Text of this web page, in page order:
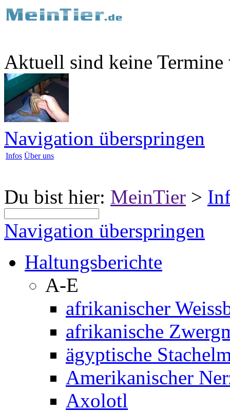
Aktuell sind keine Termine
Navigation überspringen
Infos Über uns
Du bist hier: MeinTier >
Navigation überspringen
Haltungsberichte
A-E
afrikanischer
afrikanische
ägyptische
Amerikanischer
Axolotl